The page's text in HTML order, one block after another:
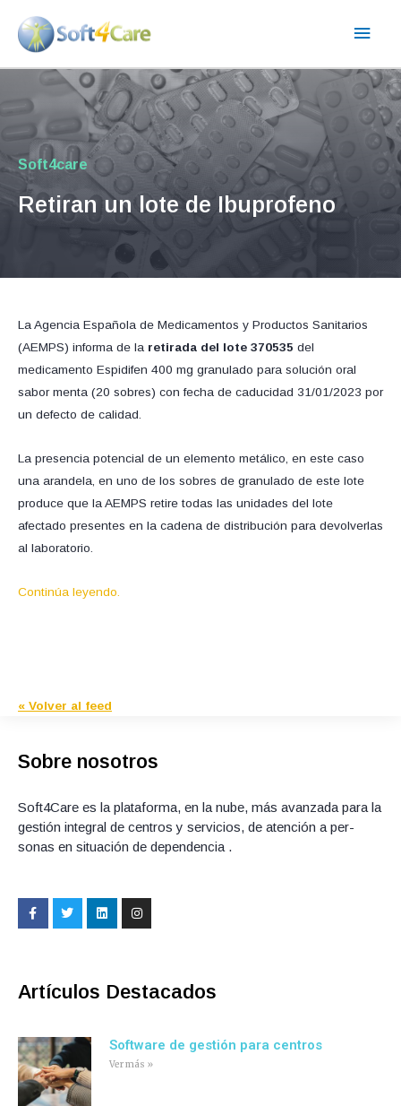
contenido
Soft4care
Retiran un lote de Ibuprofeno
La Agencia Española de Medicamentos y Productos Sanitarios
(AEMPS) informa de la retirada del lote 370535 del
medicamento Espidifen 400 mg granulado para solución oral
sabor menta (20 sobres) con fecha de caducidad 31/01/2023 por
un defecto de calidad.
La presencia potencial de un elemento metálico, en este caso
una arandela, en uno de los sobres de granulado de este lote
produce que la AEMPS retire todas las unidades del lote
afectado presentes en la cadena de distribución para devolverlas
al laboratorio.
Continúa leyendo.
« Volver al feed
Sobre nosotros
Soft4Care es la plataforma, en la nube, más avanzada para la
gestión integral de centros y servicios, de atención a per­
sonas en situación de dependencia .
F
a
c
k
w
i
i
n
n
s
a
Artículos Destacados
Software de gestión para centros
Ver más »